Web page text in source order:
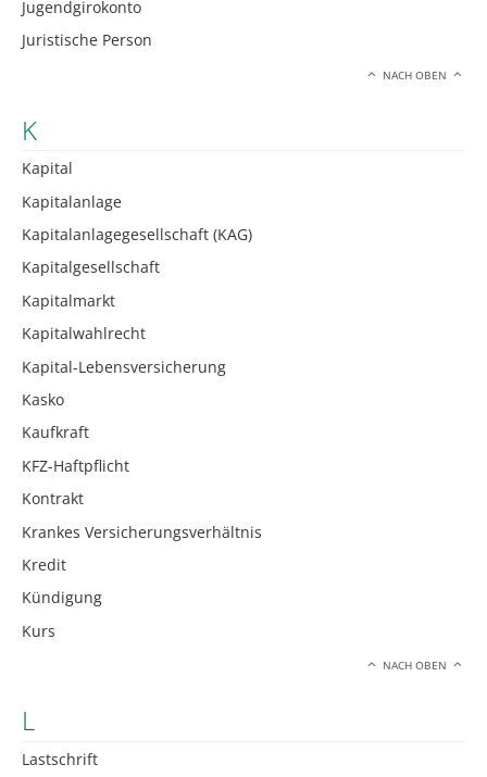
Jugendgirokonto
Juristische Person
NACH OBEN
K
Kapital
Kapitalanlage
Kapitalanlagegesellschaft (KAG)
Kapitalgesellschaft
Kapitalmarkt
Kapitalwahlrecht
Kapital-Lebensversicherung
Kasko
Kaufkraft
KFZ-Haftpflicht
Kontrakt
Krankes Versicherungsverhältnis
Kredit
Kündigung
Kurs
NACH OBEN
L
Lastschrift